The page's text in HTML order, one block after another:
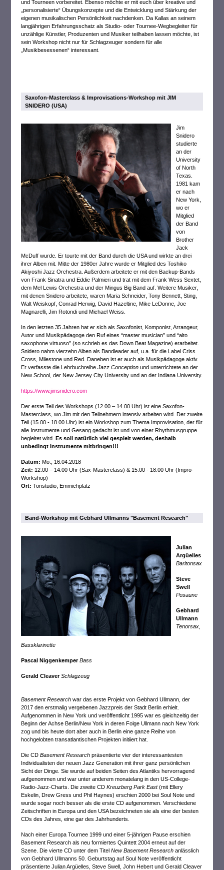
und Tourneen vorbereitet. Ebenso möchte er mit euch über kreative und
„personalisierte“ Übungskonzepte und die Entwicklung und Stärkung der
eigenen musikalischen Persönlichkeit nachdenken. Da Kallas an seinem
langjährigen Erfahrungsschatz als Studio- oder Tournee-Wegbegleiter für
unzählige Künstler, Produzenten und Musiker teilhaben lassen möchte, ist
sein Workshop nicht nur für Schlagzeuger sondern für alle
„Musikbesessenen“ interessant.
Saxofon-Masterclass & Improvisations-Workshop mit JIM
SNIDERO (USA)
Jim
Snidero
studierte
an der
University
of North
Texas.
1981 kam
er nach
New York,
wo er
Mitglied
der Band
von
Brother
Jack
McDuff wurde. Er tourte mit der Band durch die USA und wirkte an drei
ihrer Alben mit. Mitte der 1980er Jahre wurde er Mitglied des Toshiko
Akiyoshi Jazz Orchestra. Außerdem arbeitete er mit den Backup-Bands
von Frank Sinatra und Eddie Palmieri und trat mit dem Frank Wess Sextet,
dem Mel Lewis Orchestra und der Mingus Big Band auf. Weitere Musiker,
mit denen Snidero arbeitete, waren Maria Schneider, Tony Bennett, Sting,
Walt Weiskopf, Conrad Herwig, David Hazeltine, Mike LeDonne, Joe
Magnarelli, Jim Rotondi und Michael Weiss.
In den letzten 35 Jahren hat er sich als Saxofonist, Komponist, Arrangeur,
Autor und Musikpädagoge den Ruf eines “master musician” und “alto
saxophone virtuoso” (so schrieb es das Down Beat Magazine) erarbeitet.
Snidero nahm vierzehn Alben als Bandleader auf, u.a. für die Label Criss
Cross, Milestone und Red. Daneben ist er auch als Musikpädagoge aktiv.
Er verfasste die LehrbuchreiheJazz Conception und unterrichtete an der
New School, der New Jersey City University und an der Indiana University.
https://www.jimsnidero.com
Der erste Teil des Workshops (12.00 – 14.00 Uhr) ist eine Saxofon-
Masterclass, wo Jim mit den Teilnehmern intensiv arbeiten wird. Der zweite
Teil (15.00 - 18.00 Uhr) ist ein Workshop zum Thema Improvisation, der für
alle Instrumente und Gesang gedacht ist und von einer Rhythmusgruppe
begleitet wird.Es soll natürlich viel gespielt werden, deshalb
unbedingt Instrumente mitbringen!!!
Datum: Mo., 16.04.2018
Zeit: 12.00 – 14.00 Uhr (Sax-Masterclass) & 15.00 - 18.00 Uhr (Impro-
Workshop)
Ort: Tonstudio, Emmichplatz
Band-Workshop mit Gebhard Ullmanns "Basement Research"
Julian
Argüelles
Baritonsax
Steve
Swell
Posaune
Gebhard
Ullmann
Tenorsax,
Bassklarinette
Pascal NiggenkemperBass
Gerald CleaverSchlagzeug
Basement Research war das erste Projekt von Gebhard Ullmann, der
2017 den erstmalig vergebenen Jazzpreis der Stadt Berlin erhielt.
Aufgenommen in New York und veröffentlicht 1995 war es gleichzeitig der
Beginn der Achse Berlin/New York in deren Folge Ullmann nach New York
zog und bis heute dort aber auch in Berlin eine ganze Reihe von
hochgelobten transatlantischen Projekten initiiert hat.
Die CDBasement Research präsentierte vier der interessantesten
Individualisten der neuen Jazz Generation mit ihrer ganz persönlichen
Sicht der Dinge. Sie wurde auf beiden Seiten des Atlantiks hervorragend
aufgenommen und war unter anderem monatelang in den US-College-
Radio-Jazz-Charts. Die zweite CDKreuzberg Park East(mit Ellery
Eskelin, Drew Gress und Phil Haynes) erschien 2000 bei Soul Note und
wurde sogar noch besser als die erste CD aufgenommen. Verschiedene
Zeitschriften in Europa und den USA bezeichneten sie als eine der besten
CDs des Jahres, eine gar des Jahrhunderts.
Nach einer Europa Tournee 1999 und einer 5-jährigen Pause erschien
Basement Research als neu formiertes Quintett 2004 erneut auf der
Szene. Die vierte CD unter dem TitelNew Basement Research anlässlich
von Gebhard Ullmanns 50. Geburtstag auf Soul Note veröffentlicht
präsentierte Julian Argüelles, Steve Swell, John Hebert und Gerald Cleaver